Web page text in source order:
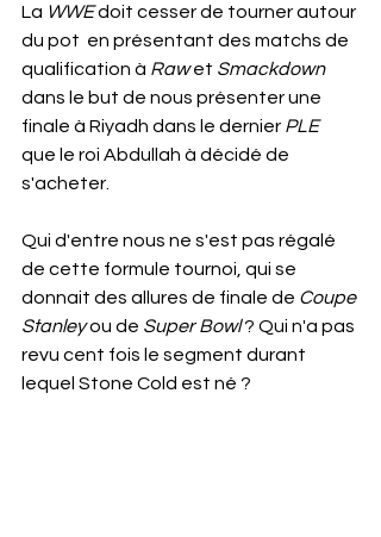
La WWE doit cesser de tourner autour
du pot  en présentant des matchs de
qualification à Raw et Smackdown
dans le but de nous présenter une
finale à Riyadh dans le dernier PLE
que le roi Abdullah à décidé de
s'acheter.
Qui d'entre nous ne s'est pas régalé
de cette formule tournoi, qui se
donnait des allures de finale de Coupe
Stanley ou de Super Bowl ? Qui n'a pas
revu cent fois le segment durant
lequel Stone Cold est né ?